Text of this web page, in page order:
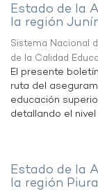
Estado de la
la región
Sistema Nacional
de la Calidad
El presente
ruta del
educación
detallando el
Estado de la
la región Piura